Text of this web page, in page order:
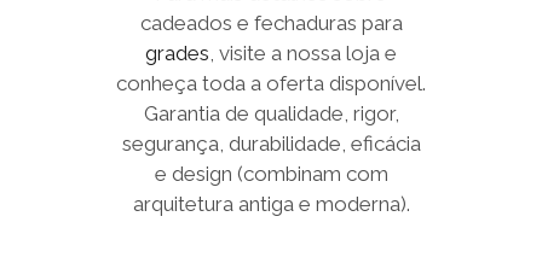
cadeados e fechaduras para
grades, visite a nossa loja e
conheça toda a oferta disponível.
Garantia de qualidade, rigor,
segurança, durabilidade, eficácia
e design (combinam com
arquitetura antiga e moderna).